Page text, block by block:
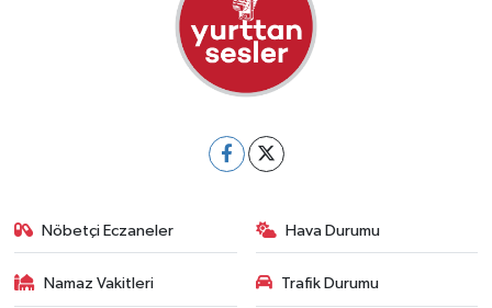
Nöbetçi Eczaneler Hava Durumu
Namaz Vakitleri Trafik Durumu